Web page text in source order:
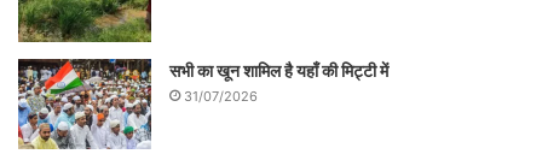
सभी का खून शामिल है यहाँ की मिट्टी में
31/07/2026